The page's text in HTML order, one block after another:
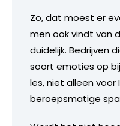
Zo, dat moest er
men ook vindt van
duidelijk. Bedrijven
soort emoties op bij
les, niet alleen voor
beroepsmatige